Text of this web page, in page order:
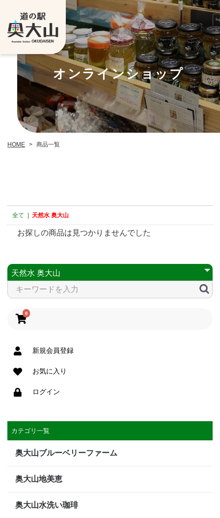
オンラインショップ
HOME > 商品一覧
0
新規会員登録
お気に入り
ログイン
カテゴリ一覧
奥大山ブルーベリーファーム
奥大山地美恵
奥大山水洗い珈琲
全て 天然水 奥大山
お探しの商品は見つかりませんでした